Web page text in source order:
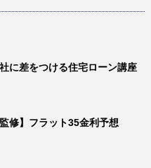
に差をつける住宅ローン講座
修】フラット35金利予想